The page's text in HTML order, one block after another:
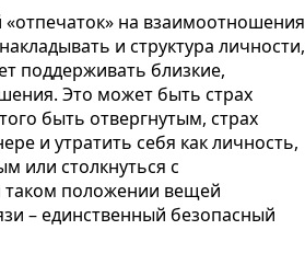
на взаимоотношения
и структура личности,
поддерживать близкие,
Это может быть страх
быть отвергнутым, страх
и утратить себя как личность,
или столкнуться с
таком положении вещей
– единственный безопасный